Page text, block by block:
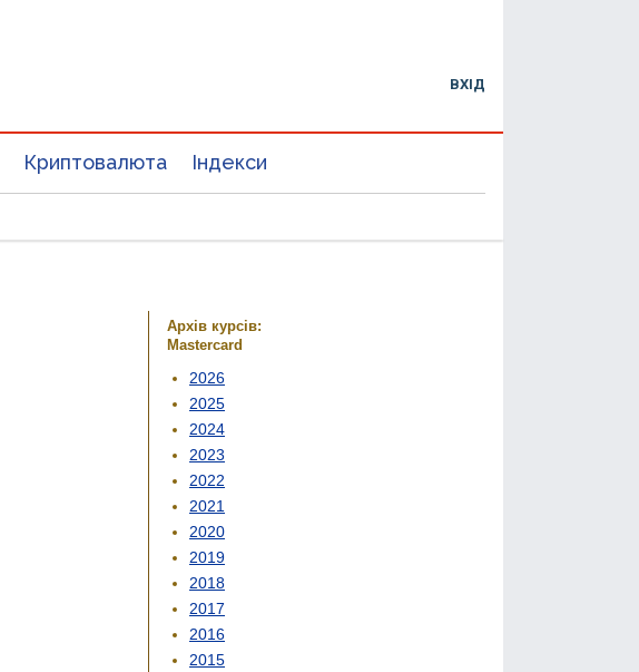
ВХІД
Криптовалюта Індекси
Архів курсів:
Mastercard
2026
2025
2024
2023
2022
2021
2020
2019
2018
2017
2016
2015